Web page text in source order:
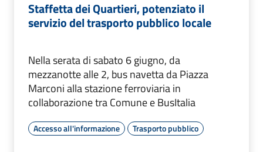
Staffetta dei Quartieri, potenziato il
servizio del trasporto pubblico locale
Nella serata di sabato 6 giugno, da
mezzanotte alle 2, bus navetta da Piazza
Marconi alla stazione ferroviaria in
collaborazione tra Comune e BusItalia
Accesso all'informazione Trasporto pubblico